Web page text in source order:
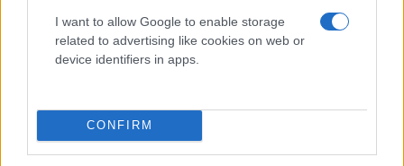
I want to allow Google to enable storage
related to advertising like cookies on web or
device identifiers in apps.
CONFIRM
συνεδρίασε και καθόρισε τις θέσεις συγκέντρωσης
των κατοίκων κάθε κοινότητας για το ενδεχόμενο
εκκένωση οικισμού/ών λόγω σοβαρών
πλημμυρικών φαινομένων, όσο το δυνατόν
περισσότεροι πολίτες να φιλοξενηθούν στα